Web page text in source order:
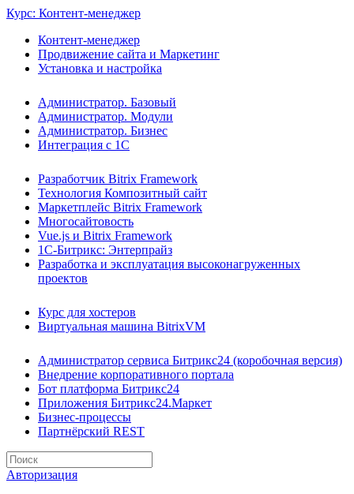
Курс: Контент-менеджер
Контент-менеджер
Продвижение сайта и Маркетинг
Установка и настройка
Администратор. Базовый
Администратор. Модули
Администратор. Бизнес
Интеграция с 1С
Разработчик Bitrix Framework
Технология Композитный сайт
Маркетплейс Bitrix Framework
Многосайтовость
Vue.js и Bitrix Framework
1С-Битрикс: Энтерпрайз
Разработка и эксплуатация высоконагруженных
проектов
Курс для хостеров
Виртуальная машина BitrixVM
Администратор сервиса Битрикс24 (коробочная версия)
Внедрение корпоративного портала
Бот платформа Битрикс24
Приложения Битрикс24.Маркет
Бизнес-процессы
Партнёрский REST
Авторизация